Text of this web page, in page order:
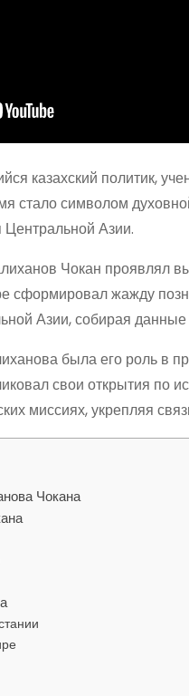
казахский политик,
стало символом
Центральной Азии.
Чокан проявлял
сформировал жажду
Азии, собирая данные
была его роль в
свои открытия по
миссиях, укрепляя
Чокана